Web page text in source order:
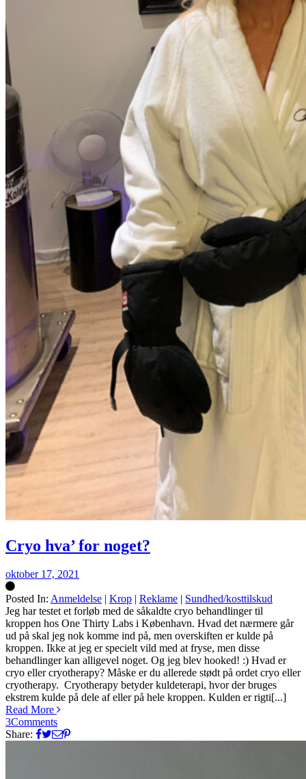
Cryo hva’ for noget?
oktober 17, 2021
Posted In: Anmeldelse Krop Reklame
Sundhed/kosttilskud
Silke
Jeg har testet et forløb med de såkaldte cryo behandlinger til
kroppen hos One Thirty Labs i København. Hvad det nærmere går
ud på skal jeg nok komme ind på, men overskiften er kulde på
kroppen. Ikke at jeg er specielt vild med at fryse, men disse
behandlinger kan alligevel noget. Og jeg blev hooked! :) Hvad er
cryo eller cryotherapy? Måske er du allerede stødt på ordet cryo eller
cryotherapy. Cryotherapy betyder kuldeterapi, hvor der bruges
ekstrem kulde på dele af eller på hele kroppen. Kulden er rigti[...]
Read More
3Comments
Share: